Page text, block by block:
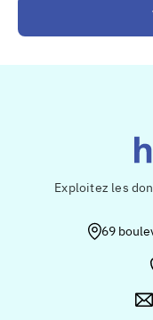
Exploitez les
69